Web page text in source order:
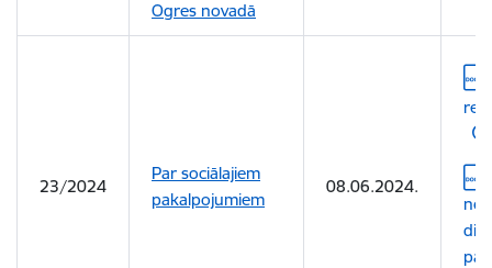
Ogres novadā
23/2024
Par sociālajiem
pakalpojumiem
08.06.2024.